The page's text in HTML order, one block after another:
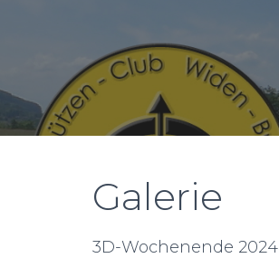
Galerie
3D-Wochenende 2024